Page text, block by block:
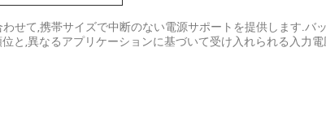
せて,携帯サイズで中断のない電源サポートを提供します.バ
と,異なるアプリケーションに基づいて受け入れられる入力電